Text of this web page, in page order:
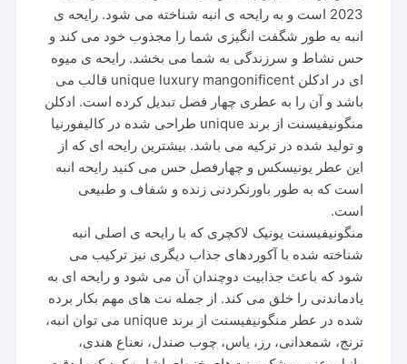
2023 است و به رایحه ی انبه شناخته می شود. رایحه ی
انبه به طور شگفت انگیزی شما را مجذوب خود می کند و
حس نشاط و سرزندگی به شما می بخشد. رایحه ی میوه
ای در ادکلن unique luxury mangonificent قالب می
باشد و آن را به عطری چهار فصل تبدیل کرده است. ادکلن
منگونیفیسنت از برند unique طراحی شده در کالیفورنیا
و تولید شده در ترکیه می باشد. بیشترین رایحه ای که از
این عطر یونیسکس و چهارفصل حس می کنید رایحه انبه
است که به طور باورنکردنی زنده و شفاف و طبیعی
است.
منگونیفیسنت یونیک لاکچری که با رایحه ی اصلی انبه
شناخته شده با آکوردهای جذاب دیگری نیز ترکیب می
شود که باعث جذابیت دوچندان آن می شود و رایحه ای به
یادماندنی را خلق می کند. از جمله نت های مهم بکار برده
شده در عطر منگونیفیسنت از برند unique می توان انبه،
ترنج، شمعدانی، رز، یاس، چوب صندل، نعناع هندی،